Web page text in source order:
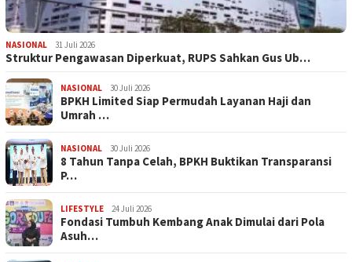
NASIONAL 31 Juli 2026
​Struktur Pengawasan Diperkuat, RUPS Sahkan Gus Ub…
NASIONAL 30 Juli 2026
BPKH Limited Siap Permudah Layanan Haji dan
Umrah …
NASIONAL 30 Juli 2026
​8 Tahun Tanpa Celah, BPKH Buktikan Transparansi
P…
LIFESTYLE 24 Juli 2026
Fondasi Tumbuh Kembang Anak Dimulai dari Pola
Asuh…